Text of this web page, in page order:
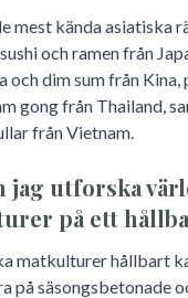
mest kända asiatiska
och ramen från
och dim sum från Kina,
gong från Thailand,
från Vietnam.
jag utforska
på ett
matkulturer hållbart
på säsongsbetonade